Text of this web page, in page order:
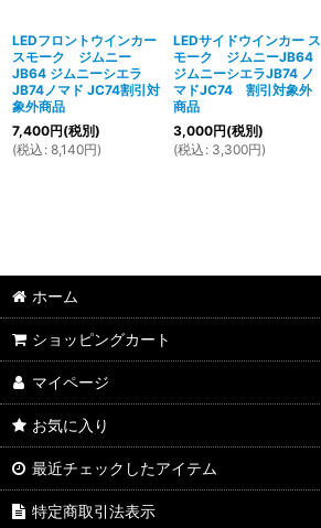
LEDフロントウインカー
スモーク ジムニー
JB64 ジムニーシエラ
JB74ノマド JC74割引対
象外商品
7,400円(税別)
(税込 : 8,140円)
LEDサイドウインカー ス
モーク ジムニーJB64
ジムニーシエラJB74 ノ
マドJC74 割引対象外
商品
3,000円(税別)
(税込 : 3,300円)
ホーム
ショッピングカート
マイページ
お気に入り
最近チェックしたアイテム
特定商取引法表示